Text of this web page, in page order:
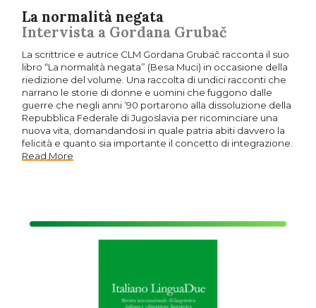
La normalità negata
Intervista a Gordana Grubač
La scrittrice e autrice CLM Gordana Grubač racconta il suo
libro “La normalità negata” (Besa Muci) in occasione della
riedizione del volume. Una raccolta di undici racconti che
narrano le storie di donne e uomini che fuggono dalle
guerre che negli anni ’90 portarono alla dissoluzione della
Repubblica Federale di Jugoslavia per ricominciare una
nuova vita, domandandosi in quale patria abiti davvero la
felicità e quanto sia importante il concetto di integrazione.
Read More